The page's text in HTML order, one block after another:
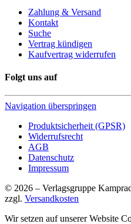
Zahlung & Versand
Kontakt
Suche
Vertrag kündigen
Kaufvertrag widerrufen
Folgt uns auf
Navigation überspringen
Produktsicherheit (GPSR)
Widerrufsrecht
AGB
Datenschutz
Impressum
© 2026 – Verlagsgruppe
zzgl. Versandkosten
Wir setzen auf unserer Website